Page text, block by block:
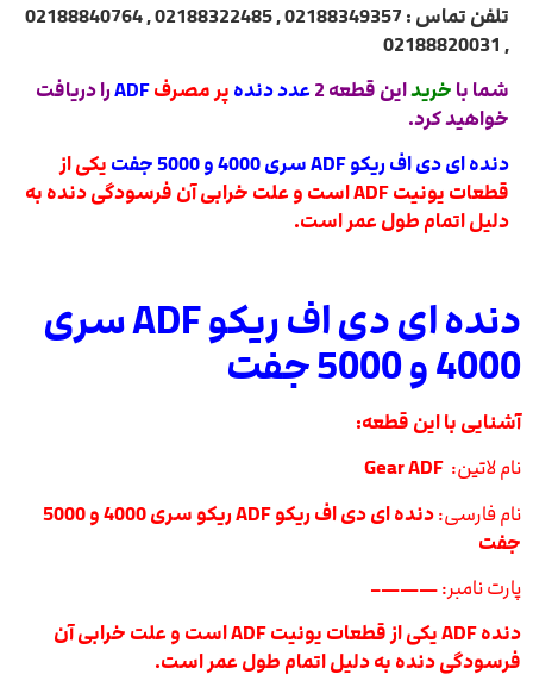
تلفن تماس : 02188349357 , 02188322485 , 02188840764
, 02188820031
شما با خریداین قطعه 2 عدد دنده پر مصرفADFرا دریافت
خواهید کرد.
دنده ای دی اف ریکو ADF سری 4000 و 5000 جفت
یکی از
قطعات یونیت ADF است و علت خرابی آن فرسودگی دنده به
دلیل اتمام طول عمر است.
دنده ای دی اف ریکو ADF سری
4000 و 5000 جفت
آشنایی با این قطعه:
نام لاتین:
نام فارسی:
دنده ای دی اف ریکو ADF ریکو سری 4000 و 5000
جفت
پارت نامبر:———–
دنده ADF یکی از قطعات یونیت ADF است و علت خرابی آن
فرسودگی دنده به دلیل اتمام طول عمر است.